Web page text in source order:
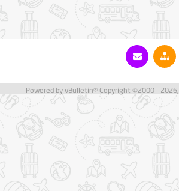
Powered by vBulletin® Copyright ©2000 -